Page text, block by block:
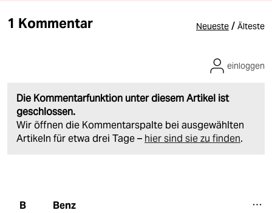
1 Kommentar Neueste / Älteste
Die Kommentarfunktion unter diesem Artikel ist
geschlossen.
Wir öffnen die Kommentarspalte bei ausgewählten
Artikeln für etwa drei Tage – hier sind sie zu finden.
einloggen
B Benz